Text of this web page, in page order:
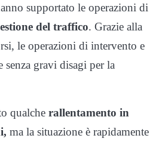
supportato le operazioni di
del traffico. Grazie alla
le operazioni di intervento e
gravi disagi per la
qualche rallentamento in
ma la situazione è rapidamente